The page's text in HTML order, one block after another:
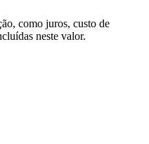
como juros, custo de
neste valor.